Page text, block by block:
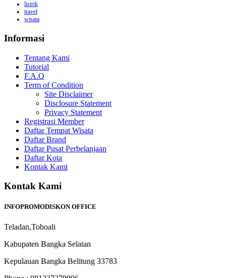
listrik
travel
wisata
Informasi
Tentang Kami
Tutorial
F.A.Q
Term of Condition
Site Disclaimer
Disclosure Statement
Privacy Statement
Registrasi Member
Daftar Tempat Wisata
Daftar Brand
Daftar Pusat Perbelanjaan
Daftar Kota
Kontak Kami
Kontak Kami
INFOPROMODISKON OFFICE
Teladan,Toboali
Kabupaten Bangka Selatan
Kepulauan Bangka Belitung 33783